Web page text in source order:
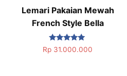
Lemari Pakaian Mewah
French Style Bella
Dinilai
5.00
Rp 31.000.000